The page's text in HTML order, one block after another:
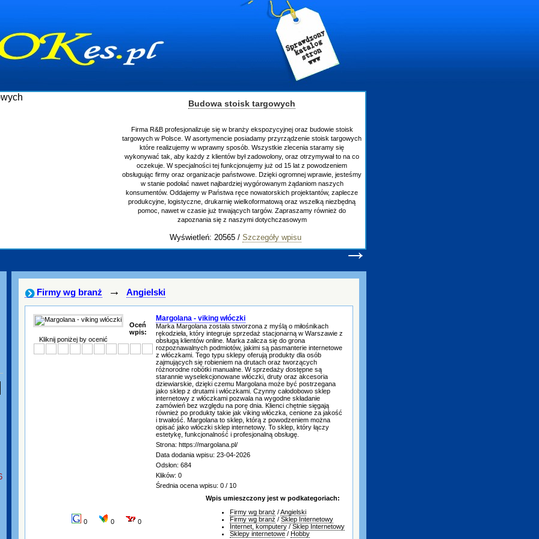
Budowa stoisk targowych
Firma R&B profesjonalizuje się w branży ekspozycyjnej oraz budowie stoisk
targowych w Polsce. W asortymencie posiadamy przyrządzenie stoisk targowych
które realizujemy w wprawny sposób. Wszystkie zlecenia staramy się
wykonywać tak, aby każdy z klientów był zadowolony, oraz otrzymywał to na co
oczekuje. W specjalności tej funkcjonujemy już od 15 lat z powodzeniem
obsługując firmy oraz organizacje państwowe. Dzięki ogromnej wprawie, jesteśmy
w stanie podołać nawet najbardziej wygórowanym żądaniom naszych
konsumentów. Oddajemy w Państwa ręce nowatorskich projektantów, zaplecze
produkcyjne, logistyczne, drukarnię wielkoformatową oraz wszelką niezbędną
pomoc, nawet w czasie już trwających targów. Zapraszamy również do
zapoznania się z naszymi dotychczasowym
Wyświetleń: 20565 / Szczegóły wpisu
→
Firmy wg branż → Angielski
Oceń
wpis:
Kliknij poniżej by ocenić
Margolana - viking włóczki
Marka Margolana została stworzona z myślą o miłośnikach
rękodzieła, który integruje sprzedaż stacjonarną w Warszawie z
obsługą klientów online. Marka zalicza się do grona
rozpoznawalnych podmiotów, jakimi są pasmanterie internetowe
z włóczkami. Tego typu sklepy oferują produkty dla osób
zajmujących się robieniem na drutach oraz tworzących
różnorodne robótki manualne. W sprzedaży dostępne są
starannie wyselekcjonowane włóczki, druty oraz akcesoria
dziewiarskie, dzięki czemu Margolana może być postrzegana
jako sklep z drutami i włóczkami. Czynny całodobowo sklep
internetowy z włóczkami pozwala na wygodne składanie
zamówień bez względu na porę dnia. Klienci chętnie sięgają
również po produkty takie jak viking włóczka, cenione za jakość
i trwałość. Margolana to sklep, którą z powodzeniem można
opisać jako włóczki sklep internetowy. To sklep, który łączy
estetykę, funkcjonalność i profesjonalną obsługę.
Strona: https://margolana.pl/
Data dodania wpisu: 23-04-2026
Odsłon: 684
Klików: 0
Średnia ocena wpisu: 0 / 10
0 0 0
Wpis umieszczony jest w podkategoriach:
Firmy wg branż /Angielski
Firmy wg branż / Sklep Internetowy
Internet, komputery / Sklep Internetowy
Sklepy internetowe / Hobby